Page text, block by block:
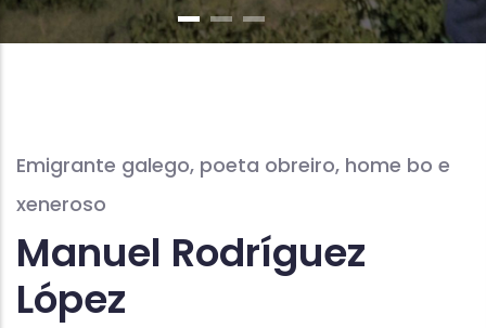
Emigrante galego, poeta obreiro, home bo e
xeneroso
Manuel Rodríguez
López